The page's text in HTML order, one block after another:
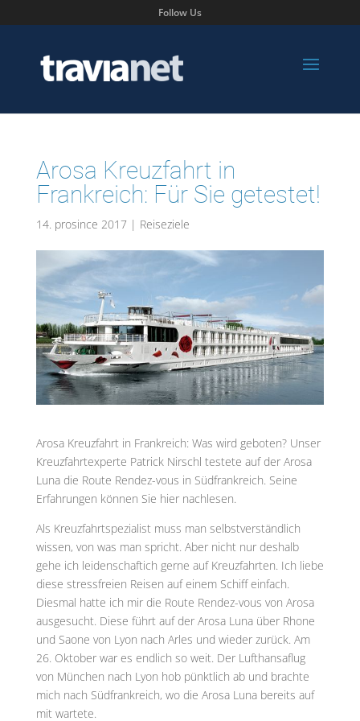
Follow Us
Arosa Kreuzfahrt in
Frankreich: Für Sie getestet!
14. prosince 2017| Reiseziele
Arosa Kreuzfahrt in Frankreich: Was wird geboten? Unser
Kreuzfahrtexperte Patrick Nirschl testete auf der Arosa
Luna die Route Rendez-vous in Südfrankreich. Seine
Erfahrungen können Sie hier nachlesen.
Als Kreuzfahrtspezialist muss man selbstverständlich
wissen, von was man spricht. Aber nicht nur deshalb
gehe ich leidenschaftich gerne auf Kreuzfahrten. Ich liebe
diese stressfreien Reisen auf einem Schiff einfach.
Diesmal hatte ich mir die Route Rendez-vous von Arosa
ausgesucht. Diese führt auf der Arosa Luna über Rhone
und Saone von Lyon nach Arles und wieder zurück. Am
26. Oktober war es endlich so weit. Der Lufthansaflug
von München nach Lyon hob pünktlich ab und brachte
mich nach Südfrankreich, wo die Arosa Luna bereits auf
mit wartete.